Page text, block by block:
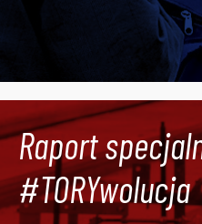
Raport
#TORYwolucja